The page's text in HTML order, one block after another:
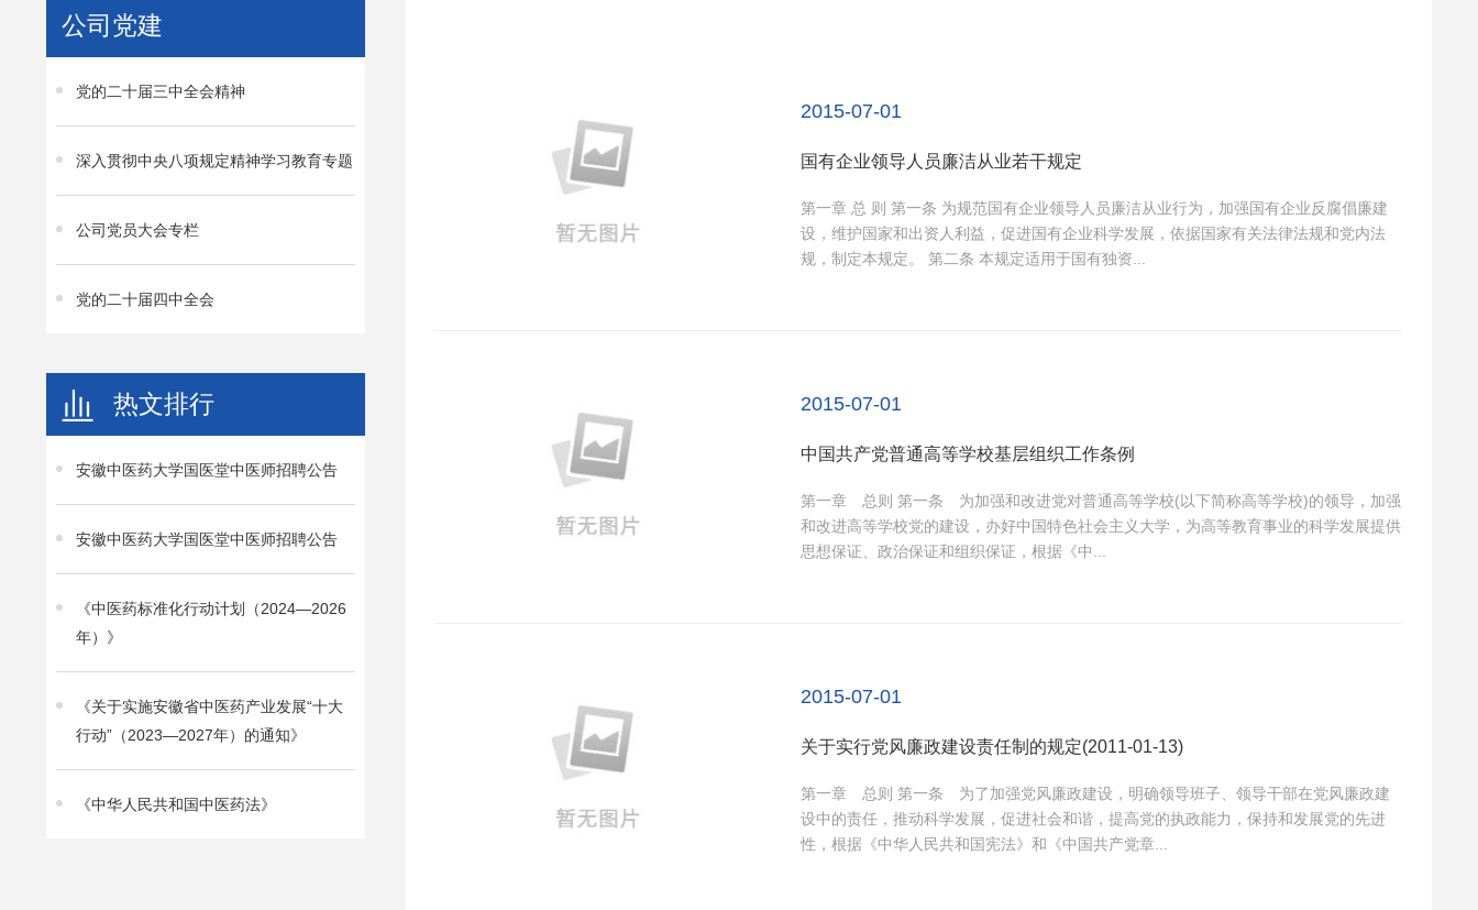
公司党建
党的二十届三中全会精神
深入贯彻中央八项规定精神学习教育专题
公司党员大会专栏
党的二十届四中全会
热文排行
安徽中医药大学国医堂中医师招聘公告
安徽中医药大学国医堂中医师招聘公告
《中医药标准化行动计划（2024—2026
年）》
《关于实施安徽省中医药产业发展“十大
行动”（2023—2027年）的通知》
《中华人民共和国中医药法》
2015-07-01
国有企业领导人员廉洁从业若干规定
第一章 总 则 第一条 为规范国有企业领导人员廉洁从业行为，加强国有企业反腐倡廉建
设，维护国家和出资人利益，促进国有企业科学发展，依据国家有关法律法规和党内法
规，制定本规定。 第二条 本规定适用于国有独资...
2015-07-01
中国共产党普通高等学校基层组织工作条例
第一章 总则 第一条 为加强和改进党对普通高等学校(以下简称高等学校)的领导，加强
和改进高等学校党的建设，办好中国特色社会主义大学，为高等教育事业的科学发展提供
思想保证、政治保证和组织保证，根据《中...
2015-07-01
关于实行党风廉政建设责任制的规定(2011-01-13)
第一章 总则 第一条 为了加强党风廉政建设，明确领导班子、领导干部在党风廉政建
设中的责任，推动科学发展，促进社会和谐，提高党的执政能力，保持和发展党的先进
性，根据《中华人民共和国宪法》和《中国共产党章...